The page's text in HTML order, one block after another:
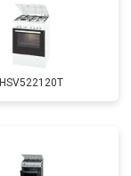
HSV522120T